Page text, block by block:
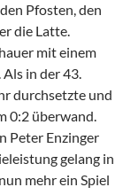
Pfosten, den
die Latte.
mit einem
Als in der 43.
durchsetzte und
0:2 überwand.
Peter Enzinger
gelang in
mehr ein Spiel